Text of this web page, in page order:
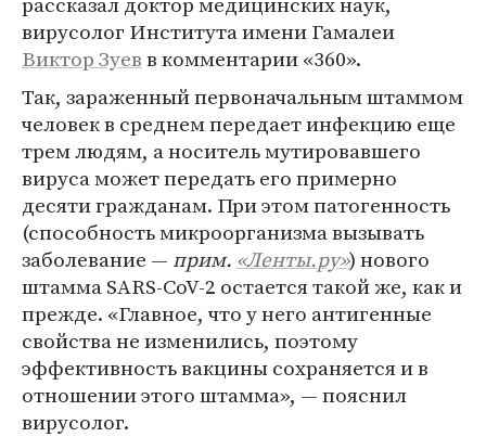
вирусолог Института имени Гамалеи
Виктор Зуевв комментарии «360».
Так, зараженный первоначальным штаммом
человек в среднем передает инфекцию еще
трем людям, а носитель мутировавшего
вируса может передать его примерно
десяти гражданам. При этом патогенность
(способность микроорганизма вызывать
заболевание — прим. «Ленты.ру») нового
штамма SARS-CoV-2 остается такой же, как и
прежде. «Главное, что у него антигенные
свойства не изменились, поэтому
эффективность вакцины сохраняется и в
отношении этого штамма», — пояснил
вирусолог.